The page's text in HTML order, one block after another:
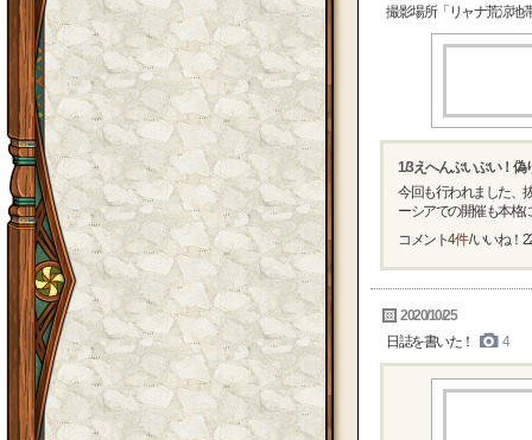
撮影場所「リャナ荒涼地
1/3えへんぷいぷい！偽
今回も行われました、
ーシアでの開催も本格
コメント4件/ いいね！
2020/10/25
日誌を書いた！
4